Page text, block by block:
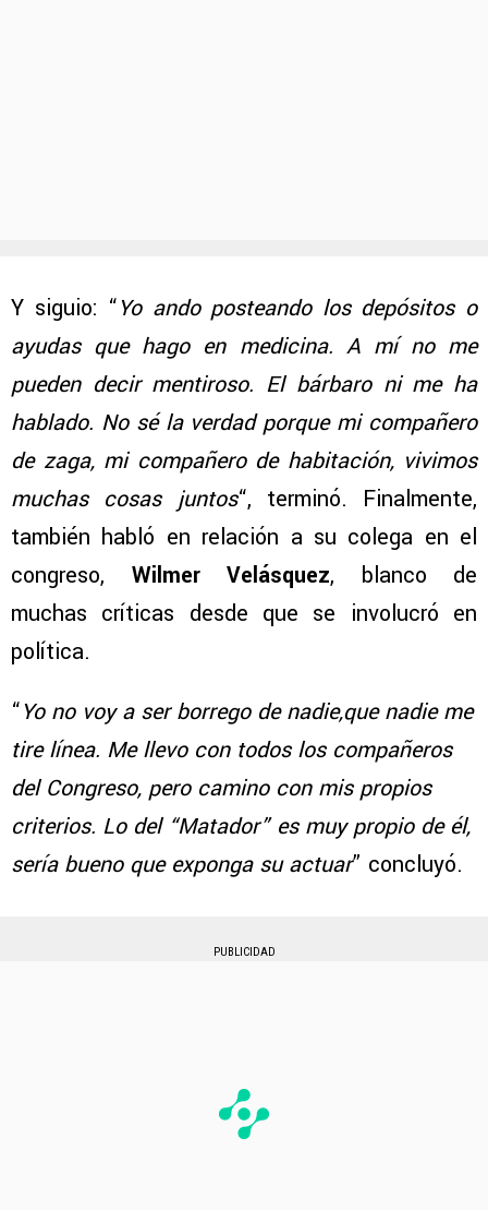
Y siguio: “Yo ando posteando los depósitos o
ayudas que hago en medicina. A mí no me
pueden decir mentiroso. El bárbaro ni me ha
hablado. No sé la verdad porque mi compañero
de zaga, mi compañero de habitación, vivimos
muchas cosas juntos“, terminó. Finalmente,
también habló en relación a su colega en el
congreso, Wilmer Velásquez, blanco de
muchas críticas desde que se involucró en
política.
“Yo no voy a ser borrego de nadie,que nadie me
tire línea. Me llevo con todos los compañeros
del Congreso, pero camino con mis propios
criterios. Lo del “Matador” es muy propio de él,
sería bueno que exponga su actuar” concluyó.
PUBLICIDAD